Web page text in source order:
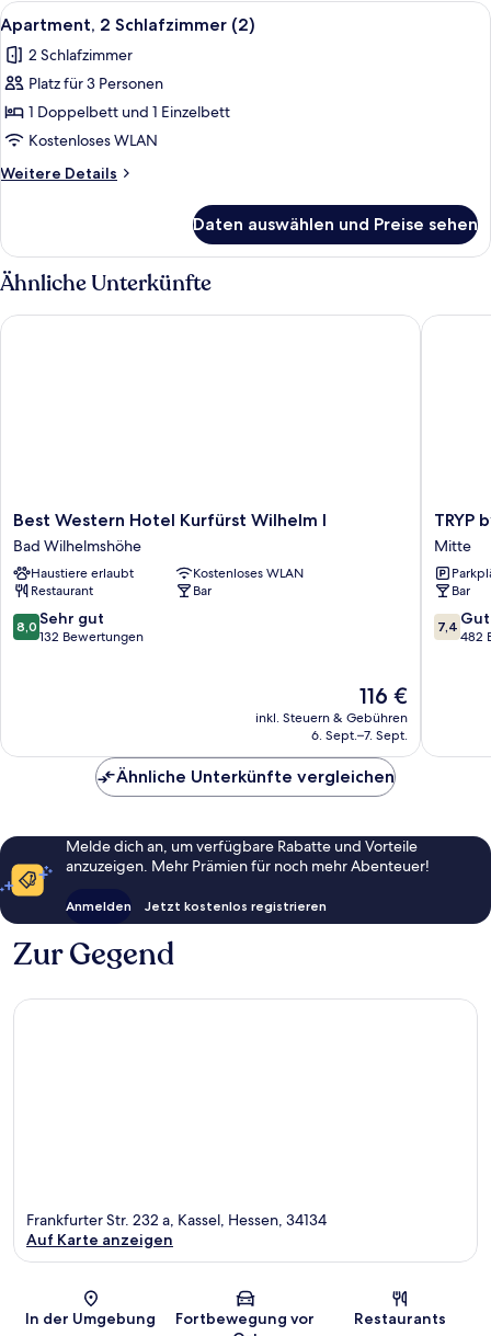
(1)
Alle
Fotos
für
Apartment,
2 Schlafzimmer
(2)
anzeigen
Apartment, 2 Schlafzimmer (2) |
4
Apartment, 2 Schlafzimmer (2)
2 Schlafzimmer
Platz für 3 Personen
1 Doppelbett und 1 Einzelbett
Kostenloses WLAN
Weitere Details
Weitere
2 Schlafzimmer
(2)
Daten auswählen und Preise sehen
Ähnliche Unterkünfte
Best
Western
Hotel
Kurfürst
Wilhelm
I
Bad
Best Western Hotel Kurfürst Wilhelm I
Bad Wilhelmshöhe
Haustiere erlaubt
Kostenloses WLAN
Restaurant
Bar
8.0
von
8,0 Sehr gut
132 Bewertungen
Der
Preis
beträgt
116 €
inkl. Steuern & Gebühren
6. Sept.–7. Sept.
Best Western Hotel Kurfürst Wilhelm I
TRYP
by
Kassel
City
Centre
Mitte
TRYP
Mitte
Bar
7.4
von
7,4 Gut
482
TRYP
Ähnliche Unterkünfte vergleichen
Melde dich an, um verfügbare Rabatte und Vorteile
anzuzeigen. Mehr Prämien für noch mehr Abenteuer!
Anmelden Jetzt kostenlos registrieren
Zur Gegend
Karte
Frankfurter Str. 232 a, Kassel, Hessen, 34134
Auf Karte anzeigen
In der Umgebung
Fortbewegung vor
Restaurants